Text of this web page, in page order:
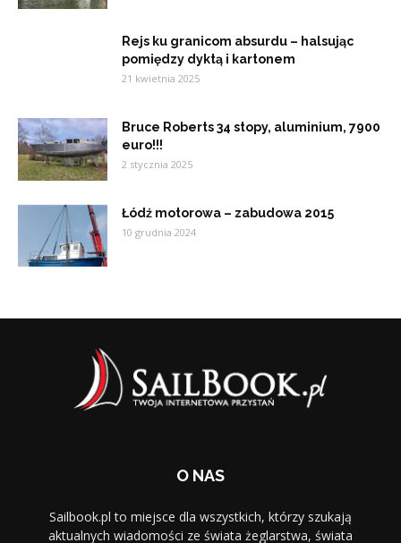
Rejs ku granicom absurdu – halsując
pomiędzy dyktą i kartonem
21 kwietnia 2025
Bruce Roberts 34 stopy, aluminium, 7900
euro!!!
2 stycznia 2025
Łódź motorowa – zabudowa 2015
10 grudnia 2024
O NAS
Sailbook.pl to miejsce dla wszystkich, którzy szukają
aktualnych wiadomości ze świata żeglarstwa, świata